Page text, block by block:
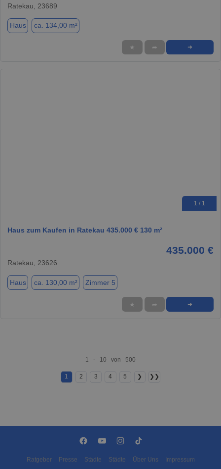
Ratekau, 23689
Haus ca. 134,00 m²
★ ➦ ➜
1 / 1
Haus zum Kaufen in Ratekau 435.000 € 130 m²
435.000 €
Ratekau, 23626
Haus ca. 130,00 m² Zimmer 5
★ ➦ ➜
1 - 10 von 500
1 2 3 4 5 ❯ ❯❯
Ratgeber Presse Städte Städte Über Uns Impressum